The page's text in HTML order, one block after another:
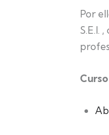
Por
S.E.I.